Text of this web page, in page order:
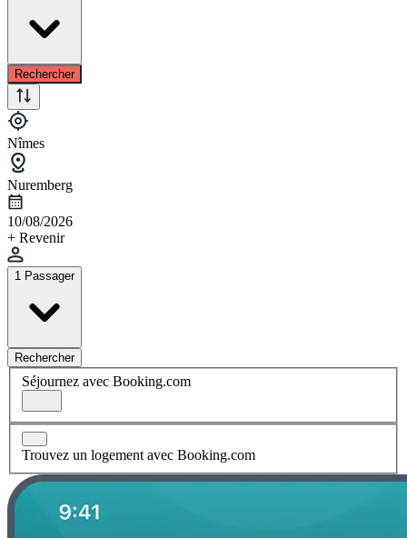
Rechercher
Nîmes
Nuremberg
10/08/2026
+ Revenir
1 Passager
Rechercher
Séjournez avec Booking.com
Trouvez un logement avec Booking.com